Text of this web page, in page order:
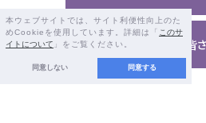
本ウェブサイトでは、サイト利便性向上のた
めCookieを使用しています。詳細は「 このサ
イトについて 」をご覧ください。
同意しない 同意する
ご支援くださる皆